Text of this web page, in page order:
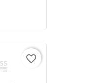
favorite_border